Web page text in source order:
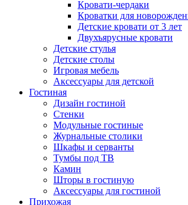
Кровати-чердаки
Кроватки для
Детские кровати от 3 лет
Двухъярусные кровати
Детские стулья
Детские столы
Игровая мебель
Аксессуары для детской
Гостиная
Дизайн гостиной
Стенки
Модульные гостиные
Журнальные столики
Шкафы и серванты
Тумбы под ТВ
Камин
Шторы в гостиную
Аксессуары для гостиной
Прихожая